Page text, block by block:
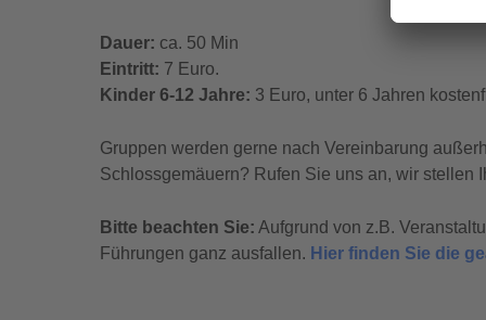
Dauer: ca. 50 Min
Eintritt: 7 Euro.
Kinder 6-12 Jahre: 3 Euro, unter 6 Jahren
Gruppen werden gerne nach Vereinbarung
Schlossgemäuern? Rufen Sie uns an, wir stellen
Bitte beachten Sie: Aufgrund von z.B.
Führungen ganz ausfallen. Hier finden Sie die